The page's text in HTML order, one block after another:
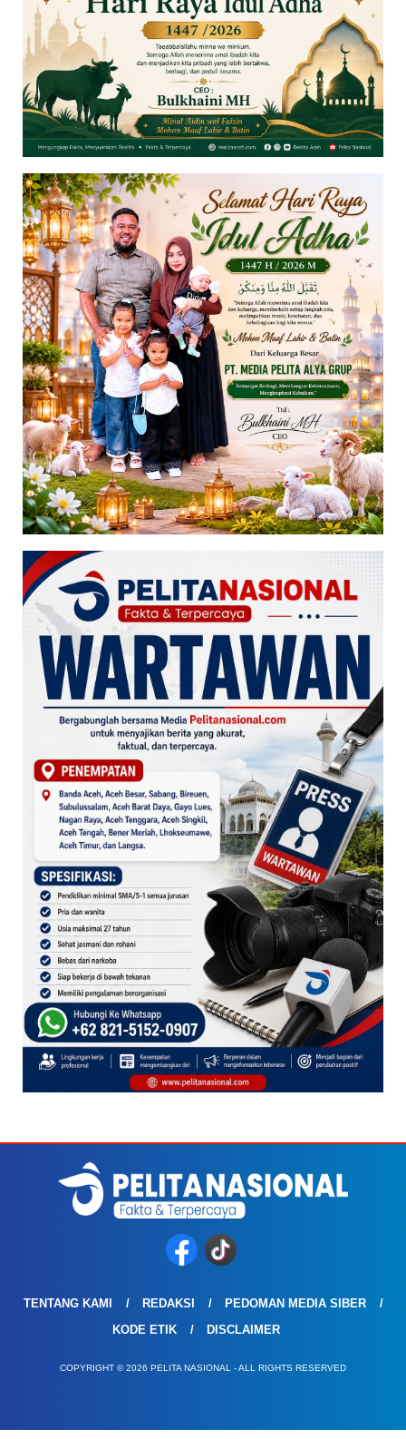
TENTANG KAMI REDAKSI
PEDOMAN MEDIA SIBER
KODE ETIK
DISCLAIMER
COPYRIGHT © 2026 PELITA NASIONAL - ALL RIGHTS RESERVED